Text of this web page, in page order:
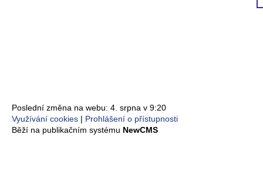
Poslední změna na webu: 4. srpna v 9:20
Využívání cookies
Prohlášení o přístupnosti
Běží na publikačním systému NewCMS